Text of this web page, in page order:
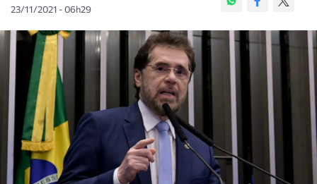
23/11/2021 - 06h29